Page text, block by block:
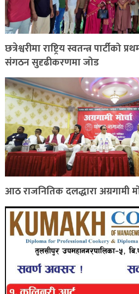
छत्रेश्वरीमा राष्ट्रिय स्वतन्त्र पार्टीको
संगठन सुदृढीकरणमा जोड
आठ राजनितिक दलद्धारा अग्रगामी